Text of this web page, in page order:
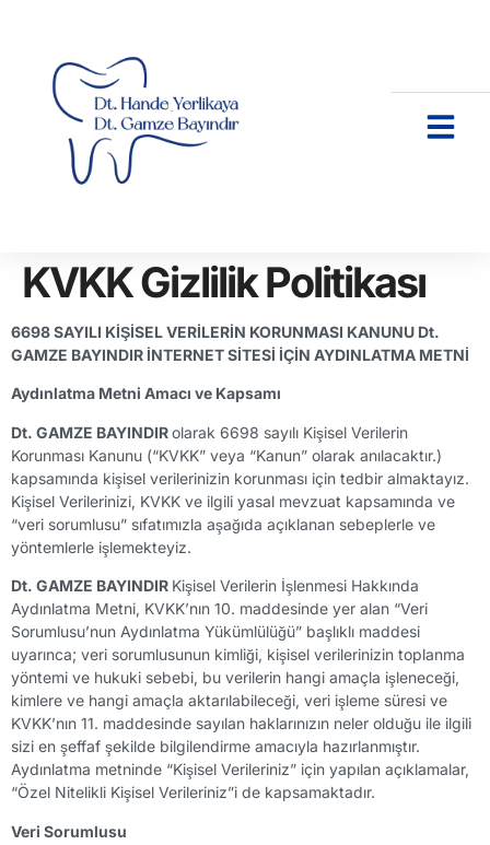
KVKK Gizlilik Politikası
6698 SAYILI KİŞİSEL VERİLERİN KORUNMASI KANUNU Dt.
GAMZE BAYINDIR İNTERNET SİTESİ İÇİN AYDINLATMA METNİ
Aydınlatma Metni Amacı ve Kapsamı
Dt. GAMZE BAYINDIRolarak 6698 sayılı Kişisel Verilerin
Korunması Kanunu (“KVKK” veya “Kanun” olarak anılacaktır.)
kapsamında kişisel verilerinizin korunması için tedbir almaktayız.
Kişisel Verilerinizi, KVKK ve ilgili yasal mevzuat kapsamında ve
“veri sorumlusu” sıfatımızla aşağıda açıklanan sebeplerle ve
yöntemlerle işlemekteyiz.
Dt. GAMZE BAYINDIR Kişisel Verilerin İşlenmesi Hakkında
Aydınlatma Metni, KVKK’nın 10. maddesinde yer alan “Veri
Sorumlusu’nun Aydınlatma Yükümlülüğü” başlıklı maddesi
uyarınca; veri sorumlusunun kimliği, kişisel verilerinizin toplanma
yöntemi ve hukuki sebebi, bu verilerin hangi amaçla işleneceği,
kimlere ve hangi amaçla aktarılabileceği, veri işleme süresi ve
KVKK’nın 11. maddesinde sayılan haklarınızın neler olduğu ile ilgili
sizi en şeffaf şekilde bilgilendirme amacıyla hazırlanmıştır.
Aydınlatma metninde “Kişisel Verileriniz” için yapılan açıklamalar,
“Özel Nitelikli Kişisel Verileriniz”i de kapsamaktadır.
Veri Sorumlusu